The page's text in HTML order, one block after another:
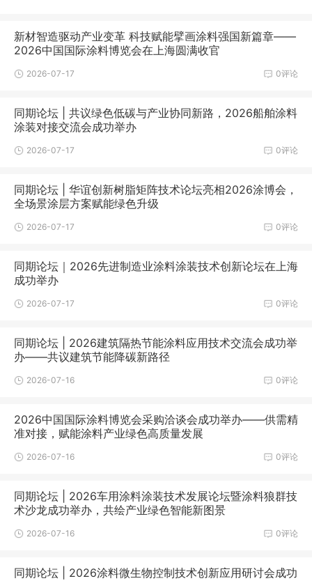
新材智造驱动产业变革 科技赋能擘画涂料强国新篇章——
2026中国国际涂料博览会在上海圆满收官
0评论
2026-07-17
同期论坛 | 共议绿色低碳与产业协同新路，2026船舶涂料
涂装对接交流会成功举办
0评论
2026-07-17
同期论坛 | 华谊创新树脂矩阵技术论坛亮相2026涂博会，
全场景涂层方案赋能绿色升级
0评论
2026-07-17
同期论坛｜2026先进制造业涂料涂装技术创新论坛在上海
成功举办
0评论
2026-07-17
同期论坛 | 2026建筑隔热节能涂料应用技术交流会成功举
办——共议建筑节能降碳新路径
0评论
2026-07-16
2026中国国际涂料博览会采购洽谈会成功举办——供需精
准对接，赋能涂料产业绿色高质量发展
0评论
2026-07-16
同期论坛 | 2026车用涂料涂装技术发展论坛暨涂料狼群技
术沙龙成功举办，共绘产业绿色智能新图景
0评论
2026-07-16
同期论坛 | 2026涂料微生物控制技术创新应用研讨会成功